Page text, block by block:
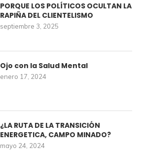
PORQUE LOS POLÍTICOS OCULTAN LA
RAPIÑA DEL CLIENTELISMO
septiembre 3, 2025
Ojo con la Salud Mental
enero 17, 2024
¿LA RUTA DE LA TRANSICIÓN
ENERGETICA, CAMPO MINADO?
mayo 24, 2024